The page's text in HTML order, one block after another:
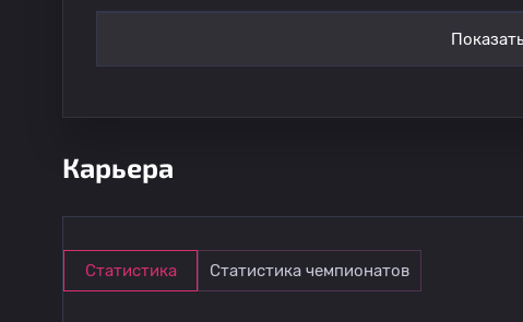
Карьера
Статистика Статистика чемпионатов